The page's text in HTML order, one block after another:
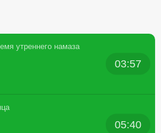
утреннего намаза
03:57
05:40